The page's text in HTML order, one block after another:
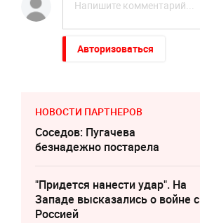
Авторизоваться
НОВОСТИ ПАРТНЕРОВ
Соседов: Пугачева
безнадежно постарела
"Придется нанести удар". На
Западе высказались о войне с
Россией